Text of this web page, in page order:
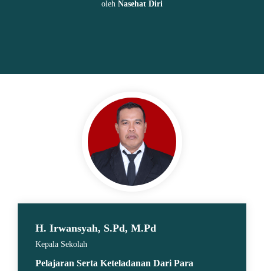
oleh Nasehat Diri
H. Irwansyah, S.Pd, M.Pd
Kepala Sekolah
Pelajaran Serta Keteladanan Dari Para